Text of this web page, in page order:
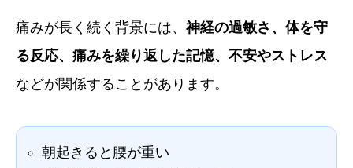
痛みが長く続く背景には、 神経の過敏さ、体を守
る反応、痛みを繰り返した記憶、不安やストレス
などが関係することがあります。
朝起きると腰が重い